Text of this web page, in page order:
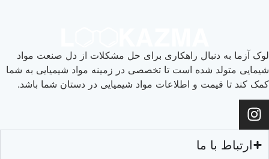
لوک آزما به دنبال راهکاری برای حل مشکلات از دل صنعت مواد
شیمایی متولد شده است تا تخصصی در زمینه مواد شیمیایی به شما
کمک کند تا قیمت و اطلاعات مواد شیمیایی در دستان شما باشد.
ارتباط با ما